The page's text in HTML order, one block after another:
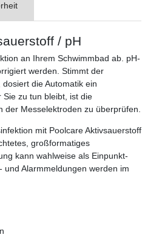
/ pH
an Ihrem Schwimmbad ab. pH-
werden. Stimmt der
die Automatik ein
zu tun bleibt, ist die
der Messelektroden zu überprüfen.
mit Poolcare Aktivsauerstoff
großformatiges
kann wahlweise als Einpunkt-
Alarmmeldungen werden im